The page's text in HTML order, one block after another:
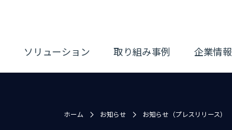
ソリューション 取り組み事例 企業情報
ホーム お知らせ お知らせ（プレスリリース）